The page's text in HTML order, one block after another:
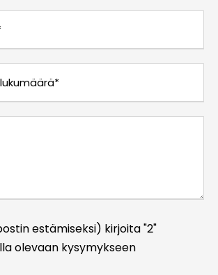
estämiseksi) kirjoita "2"
olevaan kysymykseen